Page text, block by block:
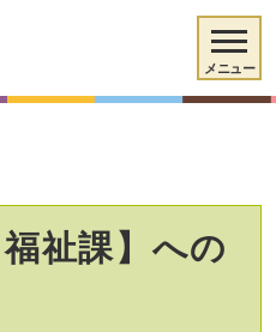
メニュー
福祉課】への